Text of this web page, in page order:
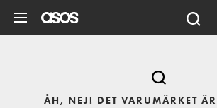
ÅH, NEJ! DET VARUMÄRKET